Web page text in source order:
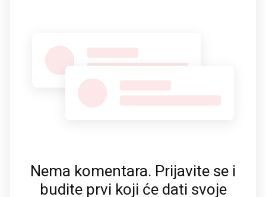
Nema komentara. Prijavite se i
budite prvi koji će dati svoje